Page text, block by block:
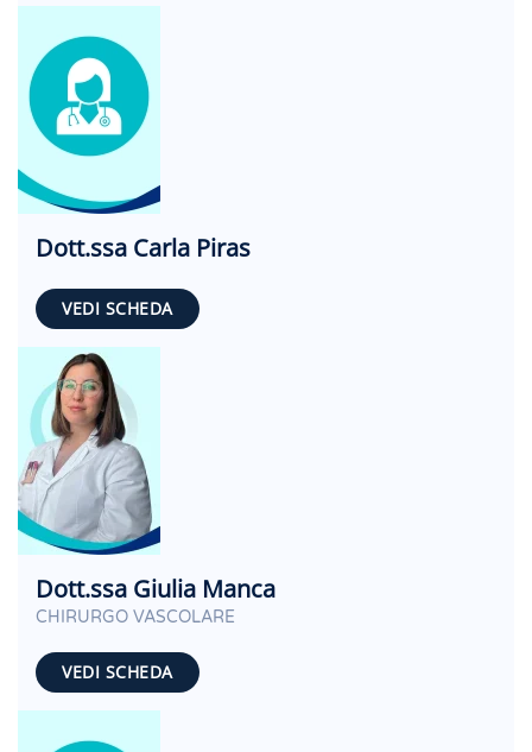
Dott.ssa Carla Piras
VEDI SCHEDA
Dott.ssa Giulia Manca
CHIRURGO VASCOLARE
VEDI SCHEDA